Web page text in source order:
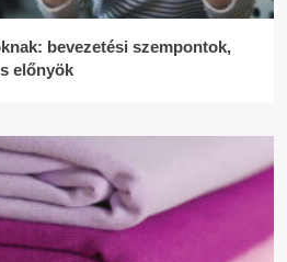
bevezetési szempontok,
előnyök